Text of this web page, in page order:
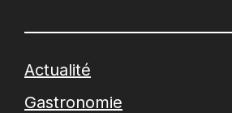
Actualité
Gastronomie